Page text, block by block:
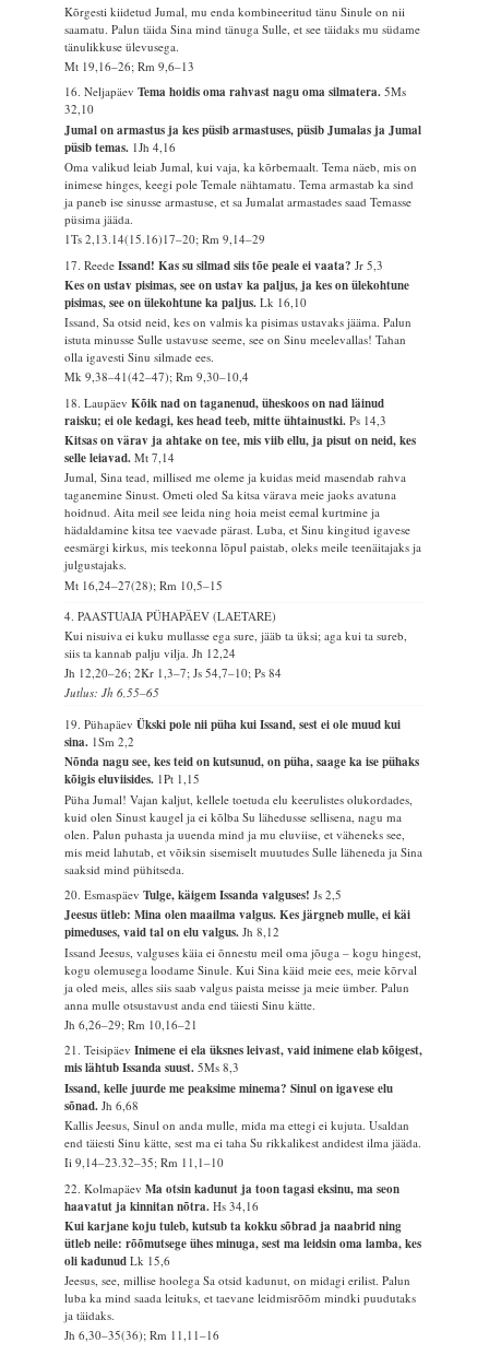
Kõrgesti kiidetud Jumal, mu enda kombineeritud tänu Sinule on nii
saamatu. Palun täida Sina mind tänuga Sulle, et see täidaks mu südame
tänulikkuse ülevusega.
Mt 19,16–26; Rm 9,6–13
16. NeljapäevTema hoidis oma rahvast nagu oma silmatera.5Ms
32,10
Jumal on armastus ja kes püsib armastuses, püsib Jumalas ja Jumal
püsib temas. 1Jh 4,16
Oma valikud leiab Jumal, kui vaja, ka kõrbemaalt. Tema näeb, mis on
inimese hinges, keegi pole Temale nähtamatu. Tema armastab ka sind
ja paneb ise sinusse armastuse, et sa Jumalat armastades saad Temasse
püsima jääda.
1Ts 2,13.14(15.16)17–20; Rm 9,14–29
17. ReedeIssand! Kas su silmad siis tõe peale ei vaata?Jr 5,3
Kes on ustav pisimas, see on ustav ka paljus, ja kes on ülekohtune
pisimas, see on ülekohtune ka paljus.Lk 16,10
Issand, Sa otsid neid, kes on valmis ka pisimas ustavaks jääma. Palun
istuta minusse Sulle ustavuse seeme, see on Sinu meelevallas! Tahan
olla igavesti Sinu silmade ees.
Mk 9,38–41(42–47); Rm 9,30–10,4
18. LaupäevKõik nad on taganenud, üheskoos on nad läinud
raisku; ei ole kedagi, kes head teeb, mitte ühtainustki.Ps 14,3
Kitsas on värav ja ahtake on tee, mis viib ellu, ja pisut on neid, kes
selle leiavad.Mt 7,14
Jumal, Sina tead, millised me oleme ja kuidas meid masendab rahva
taganemine Sinust. Ometi oled Sa kitsa värava meie jaoks avatuna
hoidnud. Aita meil see leida ning hoia meist eemal kurtmine ja
hädaldamine kitsa tee vaevade pärast. Luba, et Sinu kingitud igavese
eesmärgi kirkus, mis teekonna lõpul paistab, oleks meile teenäitajaks ja
julgustajaks.
Mt 16,24–27(28); Rm 10,5–15
4. PAASTUAJA PÜHAPÄEV (LAETARE)
Kui nisuiva ei kuku mullasse ega sure, jääb ta üksi; aga kui ta sureb,
siis ta kannab palju vilja.Jh 12,24
Jh 12,20–26; 2Kr 1,3–7; Js 54,7–10; Ps 84
Jutlus: Jh 6,55–65
19. PühapäevÜkski pole nii püha kui Issand, sest ei ole muud kui
sina. 1Sm 2,2
Nõnda nagu see, kes teid on kutsunud, on püha, saage ka ise pühaks
kõigis eluviisides. 1Pt 1,15
Püha Jumal! Vajan kaljut, kellele toetuda elu keerulistes olukordades,
kuid olen Sinust kaugel ja ei kõlba Su lähedusse sellisena, nagu ma
olen. Palun puhasta ja uuenda mind ja mu eluviise, et väheneks see,
mis meid lahutab, et võiksin sisemiselt muutudes Sulle läheneda ja Sina
saaksid mind pühitseda.
20. EsmaspäevTulge, käigem Issanda valguses!Js 2,5
Jeesus ütleb: Mina olen maailma valgus. Kes järgneb mulle, ei käi
pimeduses, vaid tal on elu valgus.Jh 8,12
Issand Jeesus, valguses käia ei õnnestu meil oma jõuga – kogu hingest,
kogu olemusega loodame Sinule. Kui Sina käid meie ees, meie kõrval
ja oled meis, alles siis saab valgus paista meisse ja meie ümber. Palun
anna mulle otsustavust anda end täiesti Sinu kätte.
Jh 6,26–29; Rm 10,16–21
21. TeisipäevInimene ei ela üksnes leivast, vaid inimene elab kõigest,
mis lähtub Issanda suust.5Ms 8,3
Issand, kelle juurde me peaksime minema? Sinul on igavese elu
sõnad.Jh 6,68
Kallis Jeesus, Sinul on anda mulle, mida ma ettegi ei kujuta. Usaldan
end täiesti Sinu kätte, sest ma ei taha Su rikkalikest andidest ilma jääda.
Ii 9,14–23.32–35; Rm 11,1–10
22. KolmapäevMa otsin kadunut ja toon tagasi eksinu, ma seon
haavatut ja kinnitan nõtra.Hs 34,16
Kui karjane koju tuleb, kutsub ta kokku sõbrad ja naabrid ning
ütleb neile: rõõmutsege ühes minuga, sest ma leidsin oma lamba, kes
oli kadunudLk 15,6
Jeesus, see, millise hoolega Sa otsid kadunut, on midagi erilist. Palun
luba ka mind saada leituks, et taevane leidmisrõõm mindki puudutaks
ja täidaks.
Jh 6,30–35(36); Rm 11,11–16